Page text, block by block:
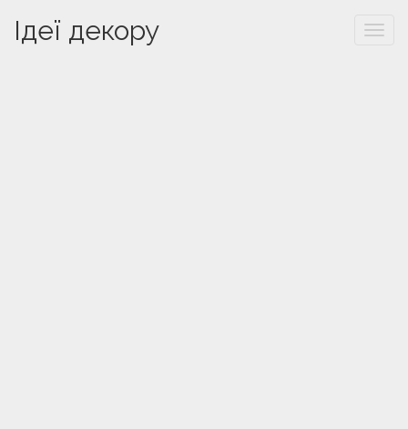
Ідеї декору